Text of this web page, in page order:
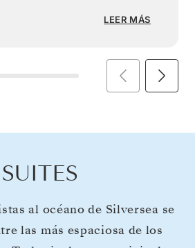
LEER MÁS
SUITES
al océano de Silversea se
las más espaciosa de los